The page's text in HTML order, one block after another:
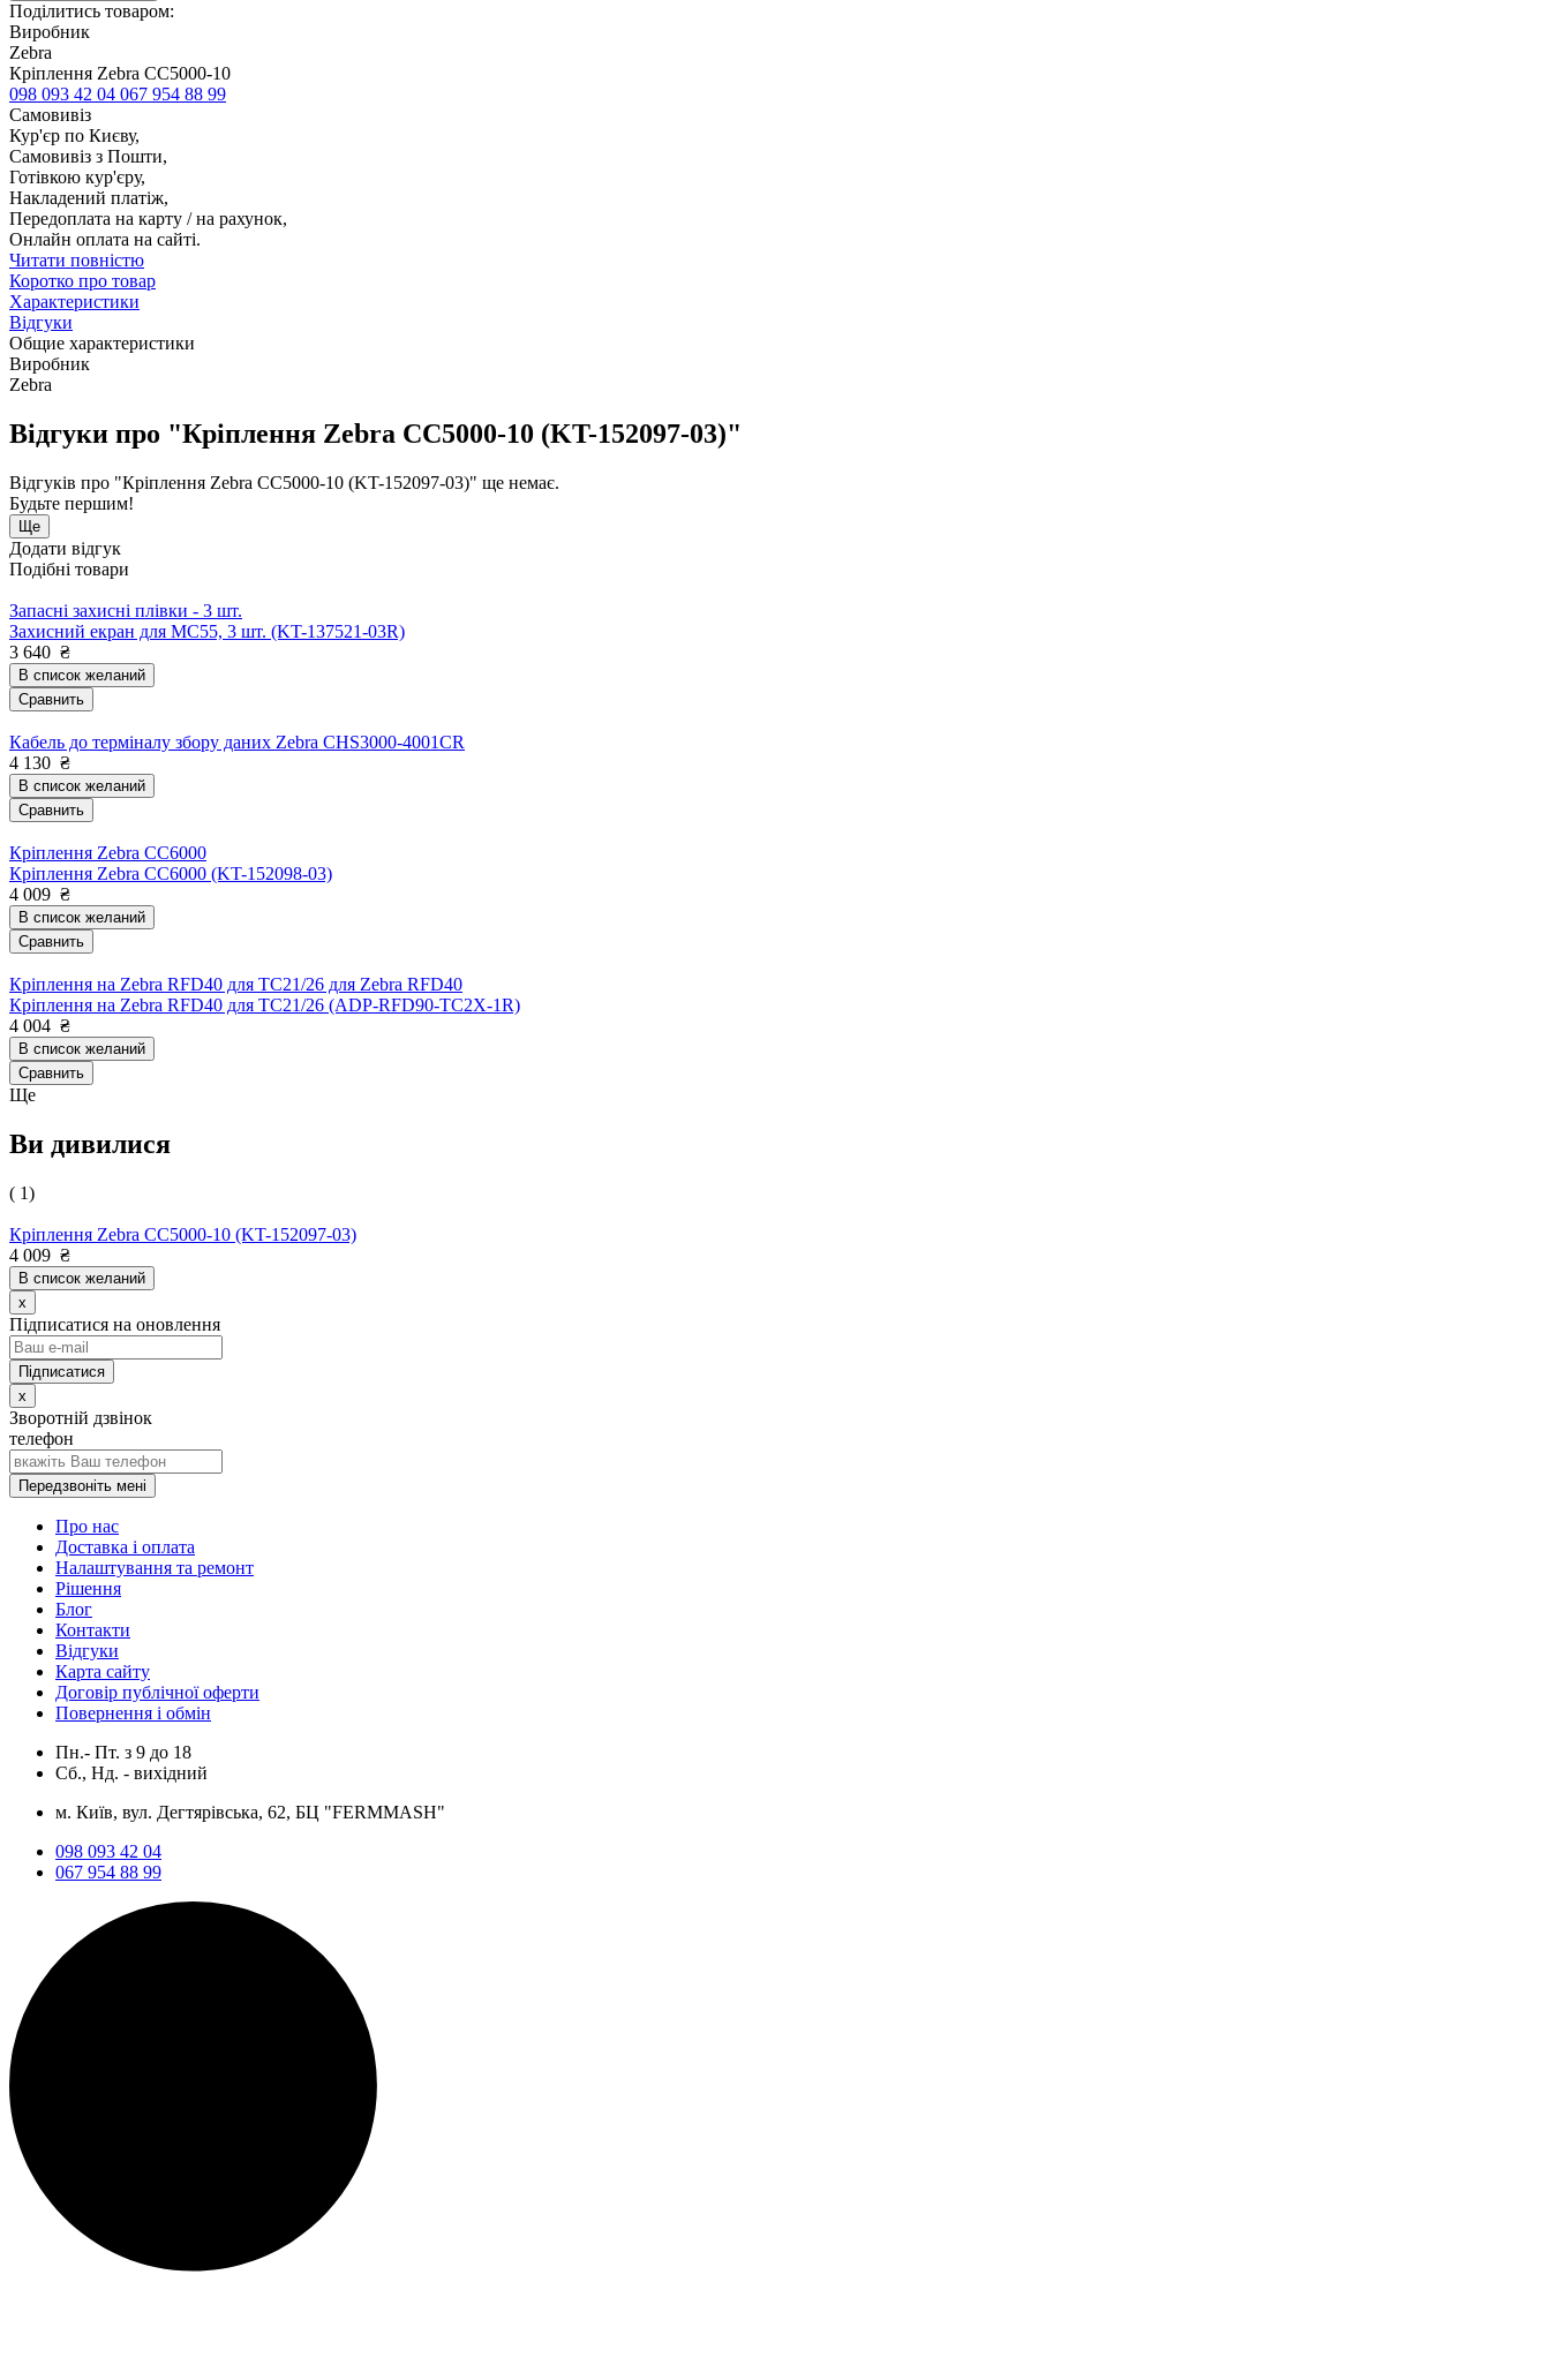
Поділитись товаром:
Виробник
Zebra
Кріплення Zebra CC5000-10
098 093 42 04 067 954 88 99
Самовивіз
Кур'єр по Києву,
Самовивіз з Пошти,
Готівкою кур'єру,
Накладений платіж,
Передоплата на карту / на рахунок,
Онлайн оплата на сайті.
Читати повністю
Коротко про товар
Характеристики
Відгуки
Общие характеристики
Виробник
Zebra
Відгуки про "Кріплення Zebra CC5000-10 (KT-152097-03)"
Відгуків про "Кріплення Zebra CC5000-10 (KT-152097-03)" ще немає.
Будьте першим!
Ще
Додати відгук
Подібні товари
Запасні захисні плівки - 3 шт.
Захисний екран для MC55, 3 шт. (KT-137521-03R)
3 640 ₴
В список желаний
Сравнить
Кабель до терміналу збору даних Zebra CHS3000-4001CR
4 130 ₴
В список желаний
Сравнить
Кріплення Zebra CC6000
Кріплення Zebra CC6000 (KT-152098-03)
4 009 ₴
В список желаний
Сравнить
Кріплення на Zebra RFD40 для TC21/26 для Zebra RFD40
Кріплення на Zebra RFD40 для TC21/26 (ADP-RFD90-TC2X-1R)
4 004 ₴
В список желаний
Сравнить
Ще
Ви дивилися
( 1)
Кріплення Zebra CC5000-10 (KT-152097-03)
4 009 ₴
В список желаний
x
Підписатися на оновлення
x
Зворотній дзвінок
телефон
Передзвоніть мені
Про нас
Доставка і оплата
Налаштування та ремонт
Рішення
Блог
Контакти
Відгуки
Карта сайту
Договір публічної оферти
Повернення і обмін
Пн.- Пт. з 9 до 18
Сб., Нд. - вихідний
м. Київ, вул. Дегтярівська, 62, БЦ "FERMMASH"
098 093 42 04
067 954 88 99